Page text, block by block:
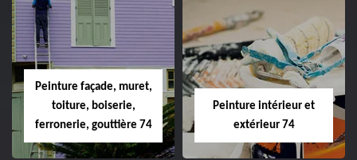
Peinture façade, muret,
toiture, boiserie,
ferronerie, gouttière 74
Peinture intérieur et
extérieur 74